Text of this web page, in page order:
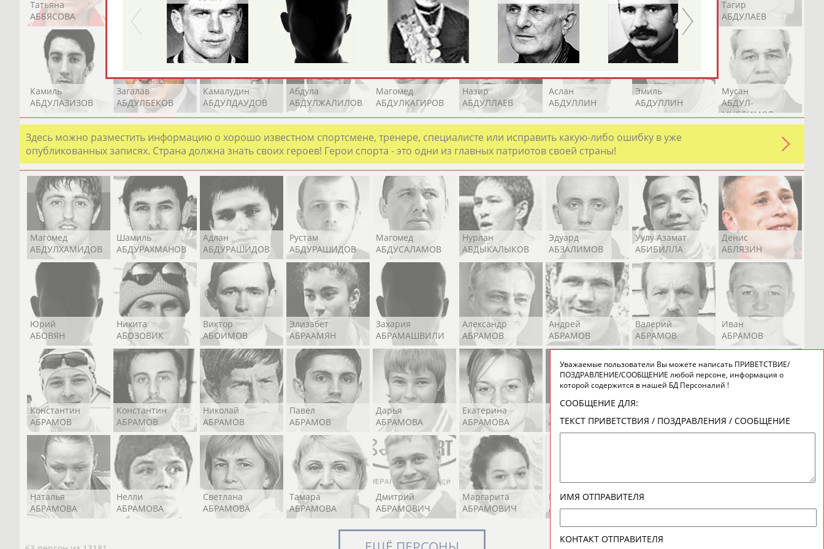
Татьяна
АББЯСОВА
АБДИКАРИМОВА
Артур
АБДРАХМАНОВ
Каримжан
АБДРАХМАНОВ
АБДРАХМАНОВА
АБДУВАЛИЕВ
Герман
АБДУЛАЕВ
Рамазан
АБДУЛАЕВ
Тагир
АБДУЛАЕВ
Камиль
АБДУЛАЗИЗОВ
Загалав
АБДУЛБЕКОВ
Камалудин
АБДУЛДАУДОВ
Абдула
АБДУЛЖАЛИЛОВ
Магомед
АБДУЛКАГИРОВ
Назир
АБДУЛЛАЕВ
Аслан
АБДУЛЛИН
Эмиль
АБДУЛЛИН
Мусан
АБДУЛ-
МУСЛИМОВ
Здесь можно разместить информацию о хорошо известном спортсмене, тренере, специалисте или исправить какую-либо ошибку в уже
опубликованных записях. Страна должна знать своих героев! Герои спорта - это одни из главных патриотов своей страны!
Магомед
АБДУЛХАМИДОВ
Шамиль
АБДУРАХМАНОВ
Адлан
АБДУРАШИДОВ
Рустам
АБДУРАШИДОВ
Магомед
АБДУСАЛАМОВ
Нурлан
АБДЫКАЛЫКОВ
Эдуард
АБЗАЛИМОВ
Уулу Азамат
АБИБИЛЛА
Денис
АБЛЯЗИН
Юрий
АБОВЯН
Никита
АБОЗОВИК
Виктор
АБОИМОВ
Элизабет
АБРААМЯН
Захария
АБРАМАШВИЛИ
Александр
АБРАМОВ
Андрей
АБРАМОВ
Валерий
АБРАМОВ
Иван
АБРАМОВ
Константин
АБРАМОВ
Константин
АБРАМОВ
Николай
АБРАМОВ
Павел
АБРАМОВ
Дарья
АБРАМОВА
Екатерина
АБРАМОВА
Екатерина
АБРАМОВА
Ирина
АБРАМОВА
АБРАМОВА
Наталья
АБРАМОВА
Нелли
АБРАМОВА
Светлана
АБРАМОВА
Тамара
АБРАМОВА
Дмитрий
АБРАМОВИЧ
Маргарита
АБРАМОВИЧ
Иракли
АБРАМЯН
Осеп
АБРАМЯН
АБРАРОВ
Уважаемые пользователи Вы можете написать ПРИВЕТСТВИЕ/
ПОЗДРАВЛЕНИЕ/СООБЩЕНИЕ любой персоне, информация о
которой содержится в нашей БД Персоналий !
СООБЩЕНИЕ ДЛЯ:
ТЕКСТ ПРИВЕТСТВИЯ / ПОЗДРАВЛЕНИЯ / СООБЩЕНИЕ
ИМЯ ОТПРАВИТЕЛЯ
КОНТАКТ ОТПРАВИТЕЛЯ